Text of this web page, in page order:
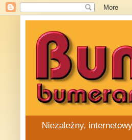
Niezależny,